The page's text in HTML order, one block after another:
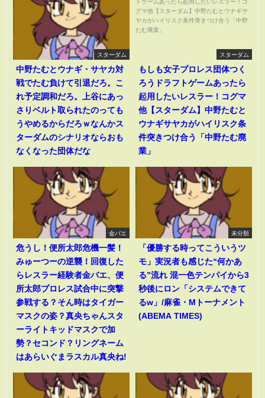
スターダム
中野たむとウナギ・サヤカ対
戦でたむ負けて引退だろ。こ
れ予定調和だろ。上谷にあっ
さりベルト取られたのっても
うやめるからだろｗなんかス
ターダムのシナリオならおも
なくなった団体だな
スターダム
もしも女子プロレス団体つく
ろうドラフトゲームあったら
起用したいレスラー！コグマ
他【スターダム】中野たむと
ウナギサヤカがハイリスク条
件突きつけ合う「中野たむ廃
業」
金バエ
危うし！便所太郎危機一髪！
みゅーつーの逆襲！回復した
らレスラー経験者金バエ、便
所太郎プロレス試合中に突撃
参戦する？そん時はタイガー
マスクの姿？真央ちゃんスタ
ーライトキッドマスクで加
勢？セコンド？リングネーム
はあらいぐまラスカル真央ね!
未分類
「優勝する時ってこういうツ
モ」実況者も感じた“何かあ
る”流れ 混一色テンパイから3
秒後にロン「システムできて
るw」/麻雀・Mトーナメント
(ABEMA TIMES)